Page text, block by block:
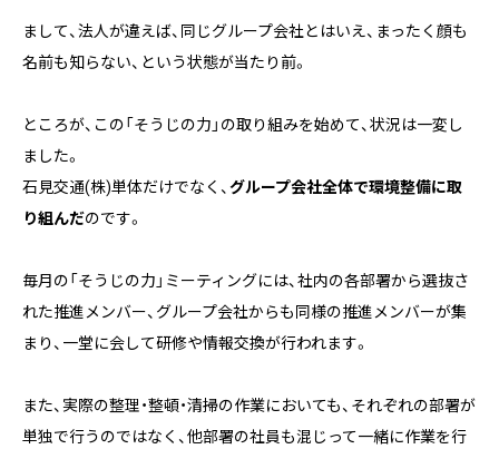
まして、法人が違えば、同じグループ会社とはいえ、まったく顔も
名前も知らない、という状態が当たり前。
ところが、この「そうじの力」の取り組みを始めて、状況は一変し
ました。
石見交通(株)単体だけでなく、 グループ会社全体で環境整備に取
り組んだのです。
毎月の「そうじの力」ミーティングには、社内の各部署から選抜さ
れた推進メンバー、グループ会社からも同様の推進メンバーが集
まり、一堂に会して研修や情報交換が行われます。
また、実際の整理・整頓・清掃の作業においても、それぞれの部署が
単独で行うのではなく、他部署の社員も混じって一緒に作業を行